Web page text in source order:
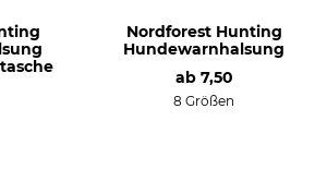
Nordforest Hunting
Hundewarnhalsung
ab 7,50
8 Größen